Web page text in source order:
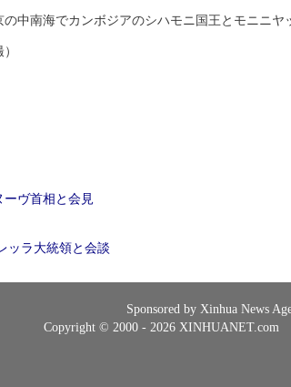
中南海でカンボジアのシハモニ国王とモニニ
ーヴ首相と会見
ッラ大統領と会談
Sponsored by Xinhua News
Copyright © 2000 - 2026 XINHUANET.com